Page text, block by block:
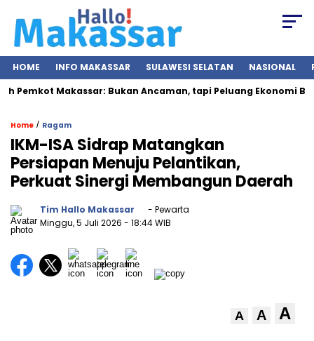
HOME INFO MAKASSAR SULAWESI SELATAN NASIONAL
Makassar: Bukan Ancaman, tapi Peluang Ekonomi Baru
Home / Ragam
IKM-ISA Sidrap Matangkan
Persiapan Menuju Pelantikan,
Perkuat Sinergi Membangun Daerah
Tim Hallo Makassar
- Pewarta
Minggu, 5 Juli 2026 - 18:44 WIB
A A A